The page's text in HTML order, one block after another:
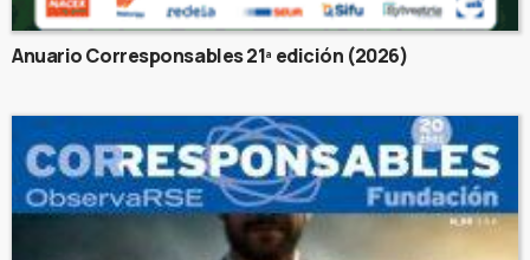
Anuario Corresponsables 21ª edición (2026)